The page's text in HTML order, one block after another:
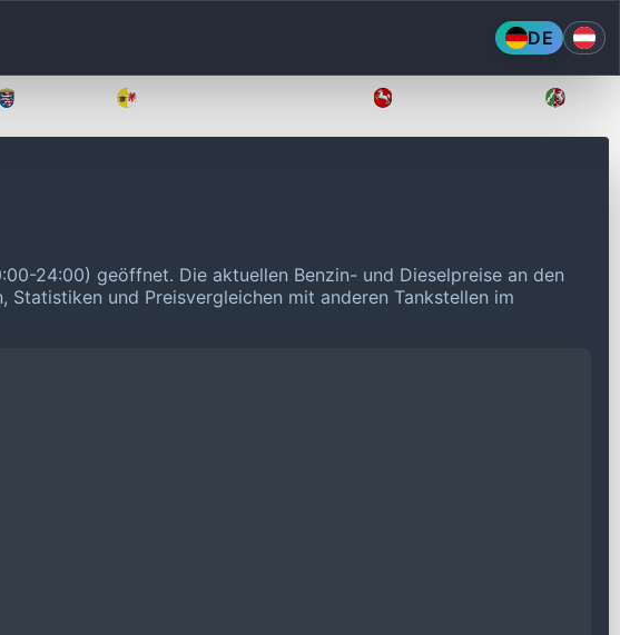
DE
24:00) geöffnet. Die aktuellen Benzin- und Dieselpreise an den
und Preisvergleichen mit anderen Tankstellen im